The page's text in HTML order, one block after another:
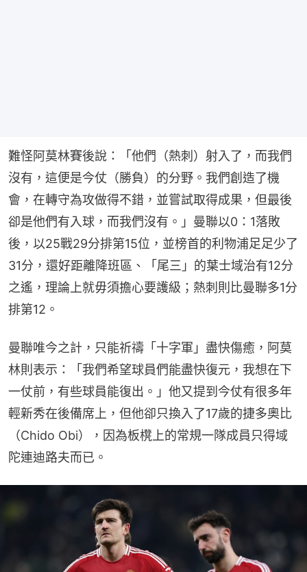
難怪阿莫林賽後說：「他們（熱刺）射入了，而我們
沒有，這便是今仗（勝負）的分野。我們創造了機
會，在轉守為攻做得不錯，並嘗試取得成果，但最後
卻是他們有入球，而我們沒有。」曼聯以0：1落敗
後，以25戰29分排第15位，並榜首的利物浦足足少了
31分，還好距離降班區、「尾三」的葉士域治有12分
之遙，理論上就毋須擔心要護級；熱刺則比曼聯多1分
排第12。
曼聯唯今之計，只能祈禱「十字軍」盡快傷癒，阿莫
林則表示：「我們希望球員們能盡快復元，我想在下
一仗前，有些球員能復出。」他又提到今仗有很多年
輕新秀在後備席上，但他卻只換入了17歲的捷多奧比
（Chido Obi），因為板櫈上的常規一隊成員只得域
陀連迪路夫而已。